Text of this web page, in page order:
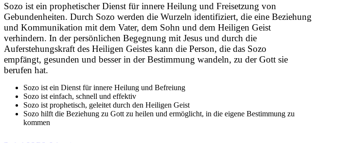
Sozo ist ein prophetischer Dienst für innere Heilung und Freisetzung von
Gebundenheiten. Durch Sozo werden die Wurzeln identifiziert, die eine Beziehung
und Kommunikation mit dem Vater, dem Sohn und dem Heiligen Geist
verhindern. In der persönlichen Begegnung mit Jesus und durch die
Auferstehungskraft des Heiligen Geistes kann die Person, die das Sozo
empfängt, gesunden und besser in der Bestimmung wandeln, zu der Gott sie
berufen hat.
Sozo ist ein Dienst für innere Heilung und Befreiung
Sozo ist einfach, schnell und effektiv
Sozo ist prophetisch, geleitet durch den Heiligen Geist
Sozo hilft die Beziehung zu Gott zu heilen und ermöglicht, in die eigene Bestimmung zu
kommen